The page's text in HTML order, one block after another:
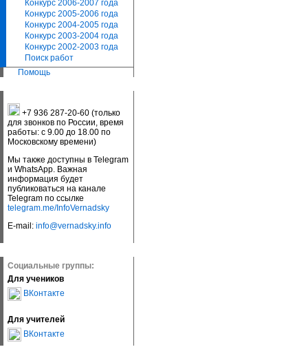
Конкурс 2006-2007 года
Конкурс 2005-2006 года
Конкурс 2004-2005 года
Конкурс 2003-2004 года
Конкурс 2002-2003 года
Поиск работ
Помощь
+7 936 287-20-60 (только
для звонков по России, время
работы: с 9.00 до 18.00 по
Московскому времени)
Мы также доступны в Telegram
и WhatsApp. Важная
информация будет
публиковаться на канале
Telegram по ссылке
telegram.me/InfoVernadsky
E-mail: info@vernadsky.info
Социальные группы:
Для учеников
ВКонтакте
Для учителей
ВКонтакте